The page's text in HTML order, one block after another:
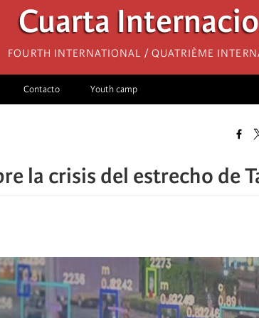
Cuarta
Fourth International / Quatrième
Contacto Youth camp
la crisis del estrecho de